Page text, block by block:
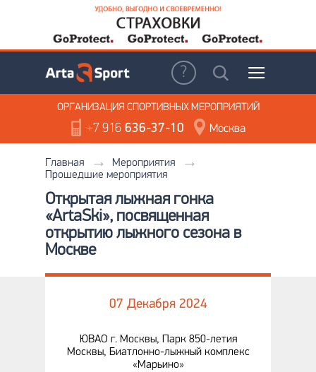
ОРГАНИЗАЦИЯ СПОРТИВНЫХ МЕРОПРИЯТИЙ
+7 916636-37-10 Москва
Главная
Мероприятия
Прошедшие мероприятия
Открытая лыжная гонка
«ArtaSki», посвященная
открытию лыжного сезона в
Москве
07 Декабря 2024
ЮВАО г. Москвы, Парк 850-летия
Москвы, Биатлонно-лыжный комплекс
«Марьино»